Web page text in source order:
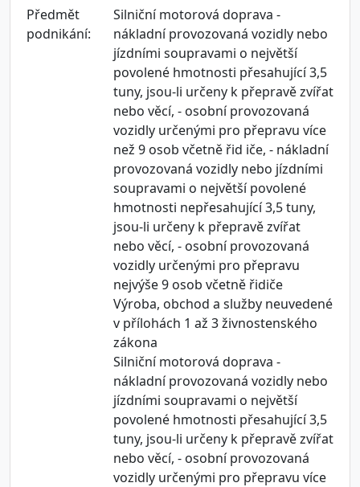
Předmět
podnikání:
Silniční motorová doprava -
nákladní provozovaná vozidly nebo
jízdními soupravami o největší
povolené hmotnosti přesahující 3,5
tuny, jsou-li určeny k přepravě zvířat
nebo věcí, - osobní provozovaná
vozidly určenými pro přepravu více
než 9 osob včetně řid iče, - nákladní
provozovaná vozidly nebo jízdními
soupravami o největší povolené
hmotnosti nepřesahující 3,5 tuny,
jsou-li určeny k přepravě zvířat
nebo věcí, - osobní provozovaná
vozidly určenými pro přepravu
nejvýše 9 osob včetně řidiče
Výroba, obchod a služby neuvedené
v přílohách 1 až 3 živnostenského
zákona
Silniční motorová doprava -
nákladní provozovaná vozidly nebo
jízdními soupravami o největší
povolené hmotnosti přesahující 3,5
tuny, jsou-li určeny k přepravě zvířat
nebo věcí, - osobní provozovaná
vozidly určenými pro přepravu více